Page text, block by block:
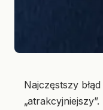
Najczęstszy